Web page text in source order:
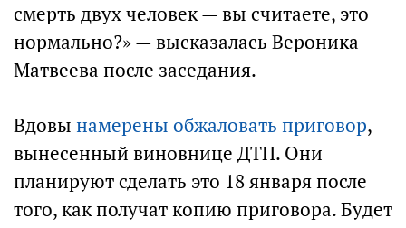
смерть двух человек — вы считаете, это
нормально?» — высказалась Вероника
Матвеева после заседания.
Вдовы намерены обжаловать приговор,
вынесенный виновнице ДТП. Они
планируют сделать это 18 января после
того, как получат копию приговора. Будет